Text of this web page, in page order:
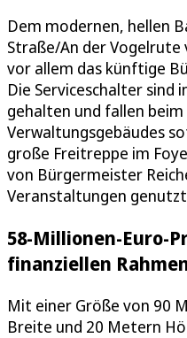
Dem modernen, hellen
Straße/An der
vor allem das künftige
Die Serviceschalter sind
gehalten und fallen
Verwaltungsgebäudes
große Freitreppe im
von Bürgermeister
Veranstaltungen
58-Millionen-Euro-
finanziellen
Mit einer Größe von 90
Breite und 20 Metern